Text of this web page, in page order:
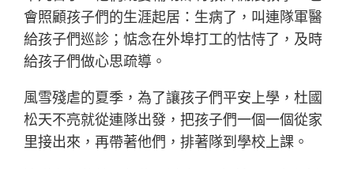
會照顧孩子們的生涯起居：生病了，叫連隊軍醫
給孩子們巡診；惦念在外埠打工的怙恃了，及時
給孩子們做心思疏導。
風雪殘虐的夏季，為了讓孩子們平安上學，杜國
松天不亮就從連隊出發，把孩子們一個一個從家
里接出來，再帶著他們，排著隊到學校上課。